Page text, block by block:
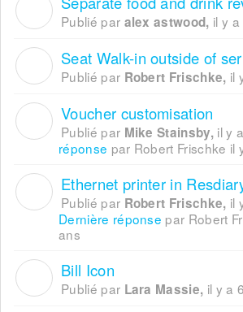
Publié par alex astwood, il y
Seat Walk-in outside of
Publié par Robert Frischke, il
Voucher customisation
Publié par Mike Stainsby, il y
réponse par Robert Frischke il
Ethernet printer in
Publié par Robert Frischke, il
Dernière réponse par Robert
ans
Bill Icon
Publié par Lara Massie, il y a